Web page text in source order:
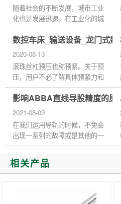
随着社会的不断发展，城市工业
化也是发展迅速，在工业化的城
市里面少不了的当然是机械行业
了，在机械行业中那些高精密的
工作，大多数也是由精度比...
数控车床_输送设备_龙门式
2020-08-13
滚珠丝杠预压也称预紧。关于预
压，用户不必了解具体预紧力和
预紧方式，只需按照厂家样本选
择预压等级即可。等越高螺母与
螺杆配合越紧，等级越低越...
影响ABBA直线导股精度的原
2021-08-09
在我们运用导轨的时候，不免会
出现一系列的故障或是其他的一
些问题，所有导轨都是。创威达
今天为了满足广大用户提出的一
系列的问题，那么就满足大...
相关产品